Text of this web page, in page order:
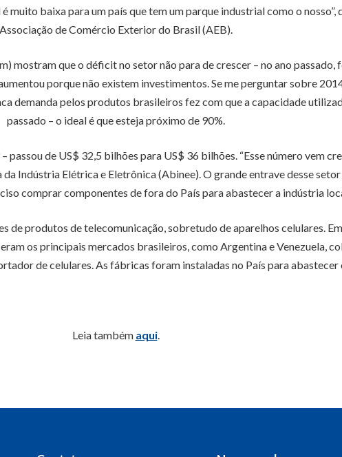
muito baixa para um país que tem um parque industrial como o
Associação de Comércio Exterior do Brasil (AEB).
mostram que o déficit no setor não para de crescer – no ano passado,
porque não existem investimentos. Se me perguntar sobre
demanda pelos produtos brasileiros fez com que a capacidade
passado – o ideal é que esteja próximo de 90%.
de US$ 32,5 bilhões para US$ 36 bilhões. “Esse número vem
Indústria Elétrica e Eletrônica (Abinee). O grande entrave desse
comprar componentes de fora do País para abastecer a indústria
produtos de telecomunicação, sobretudo de aparelhos celulares.
os principais mercados brasileiros, como Argentina e Venezuela,
de celulares. As fábricas foram instaladas no País para
Leia também aqui.